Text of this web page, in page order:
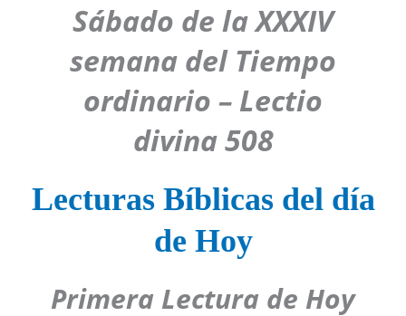
Sábado de la XXXIV
semana del Tiempo
ordinario – Lectio
divina 508
Lecturas Bíblicas del día
de Hoy
Primera Lectura de Hoy